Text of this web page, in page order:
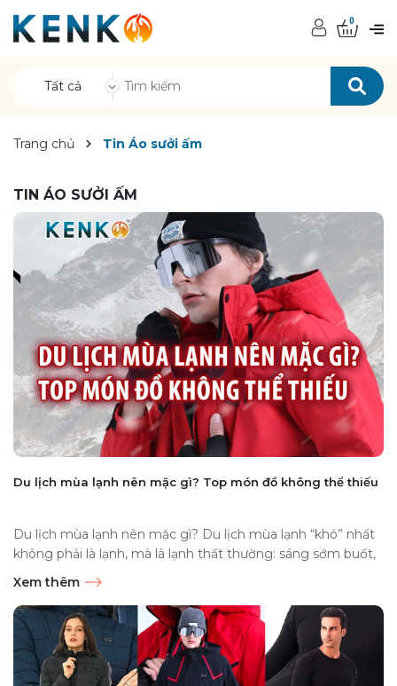
Tất cả
0
Trang chủ Tin Áo sưởi ấm
TIN ÁO SƯỞI ẤM
Du lịch mùa lạnh nên mặc gì? Top món đồ không thể thiếu
Du lịch mùa lạnh nên mặc gì? Du lịch mùa lạnh “khó” nhất
không phải là lạnh, mà là lạnh thất thường: sáng sớm buốt,
Xem thêm